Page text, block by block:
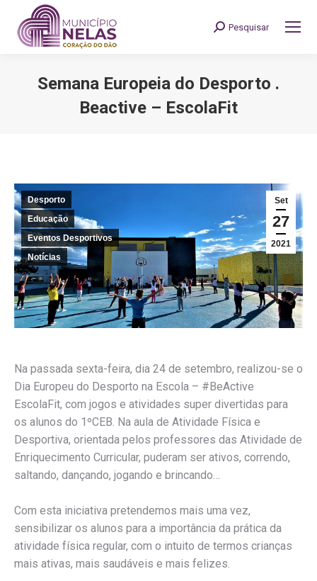
Search:
Pesquisar
Semana Europeia do Desporto .
Beactive – EscolaFit
Set
27
2021
Desporto
Educação
Eventos Desportivos
Notícias
Na passada sexta-feira, dia 24 de setembro, realizou-se o
Dia Europeu do Desporto na Escola – #BeActive
EscolaFit, com jogos e atividades super divertidas para
os alunos do 1ºCEB. Na aula de Atividade Física e
Desportiva, orientada pelos professores das Atividade de
Enriquecimento Curricular, puderam ser ativos, correndo,
saltando, dançando, jogando e brincando…
Com esta iniciativa pretendemos mais uma vez,
sensibilizar os alunos para a importância da prática da
atividade física regular, com o intuito de termos crianças
mais ativas, mais saudáveis e mais felizes.